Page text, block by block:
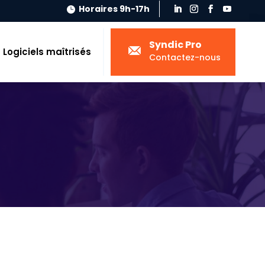
 Horaires 9h-17h
Logiciels maîtrisés
Syndic Pro
Contactez-nous